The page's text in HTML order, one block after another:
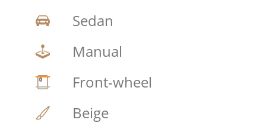
Sedan
Manual
Front-wheel
Beige